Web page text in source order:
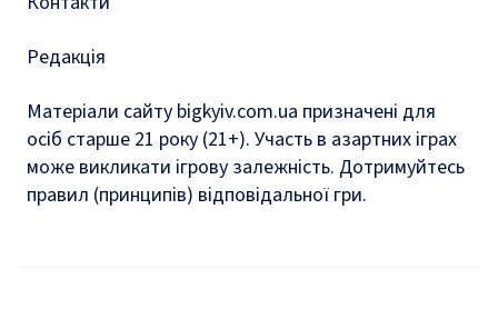
Редакція
Матеріали сайту bigkyiv.com.ua призначені для
осіб старше 21 року (21+). Участь в азартних іграх
може викликати ігрову залежність. Дотримуйтесь
правил (принципів) відповідальної гри.